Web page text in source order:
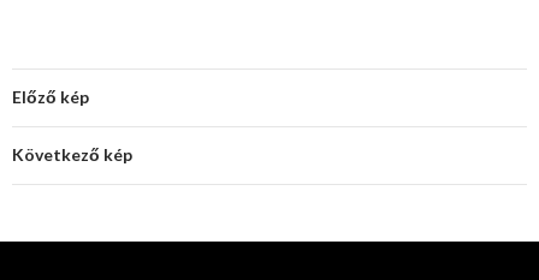
Előző kép
Következő kép